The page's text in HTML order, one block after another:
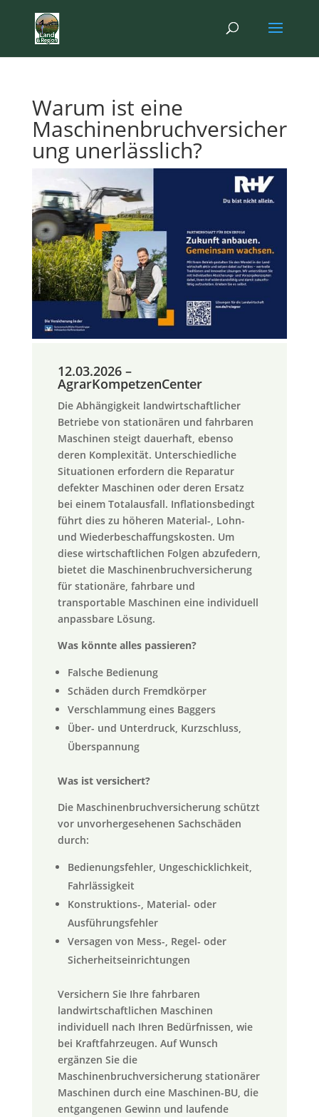
Warum ist eine
Maschinenbruchversicher
ung unerlässlich?
12.03.2026 –
AgrarKompetzenCenter
Die Abhängigkeit landwirtschaftlicher
Betriebe von stationären und fahrbaren
Maschinen steigt dauerhaft, ebenso
deren Komplexität. Unterschiedliche
Situationen erfordern die Reparatur
defekter Maschinen oder deren Ersatz
bei einem Totalausfall. Inflationsbedingt
führt dies zu höheren Material-, Lohn-
und Wiederbeschaffungskosten. Um
diese wirtschaftlichen Folgen abzufedern,
bietet die Maschinenbruchversicherung
für stationäre, fahrbare und
transportable Maschinen eine individuell
anpassbare Lösung.
Was könnte alles passieren?
Falsche Bedienung
Schäden durch Fremdkörper
Verschlammung eines Baggers
Über- und Unterdruck, Kurzschluss,
Überspannung
Was ist versichert?
Die Maschinenbruchversicherung schützt
vor unvorhergesehenen Sachschäden
durch:
Bedienungsfehler, Ungeschicklichkeit,
Fahrlässigkeit
Konstruktions-, Material- oder
Ausführungsfehler
Versagen von Mess-, Regel- oder
Sicherheitseinrichtungen
Versichern Sie Ihre fahrbaren
landwirtschaftlichen Maschinen
individuell nach Ihren Bedürfnissen, wie
bei Kraftfahrzeugen. Auf Wunsch
ergänzen Sie die
Maschinenbruchversicherung stationärer
Maschinen durch eine Maschinen-BU, die
entgangenen Gewinn und laufende